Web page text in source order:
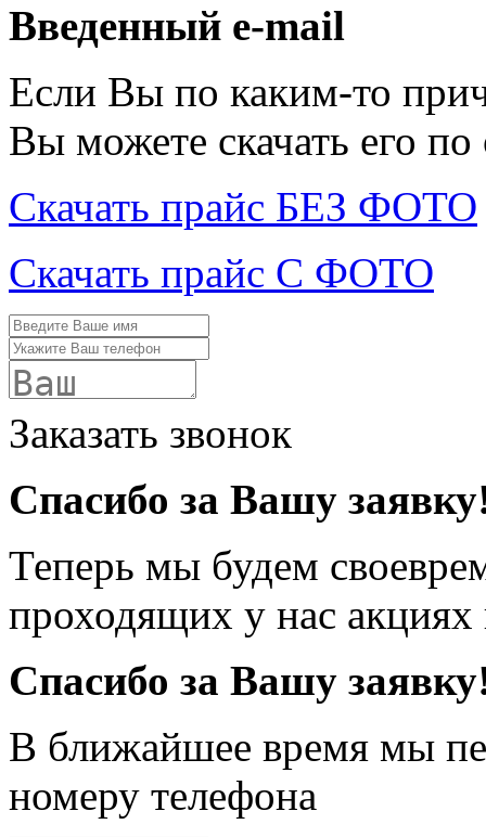
Введенный e-mail
Если Вы по каким-то
Вы можете скачать его
Скачать прайс БЕЗ ФОТО
Скачать прайс С ФОТО
Заказать звонок
Спасибо за Вашу
Теперь мы будем
проходящих у нас
Спасибо за Вашу
В ближайшее время мы
номеру телефона